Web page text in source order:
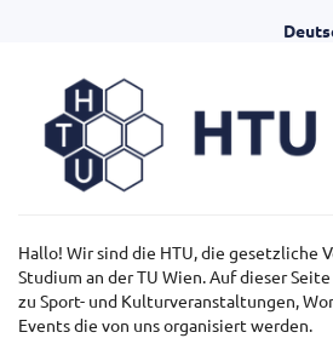
springen
HTU
Wien
Hallo! Wir sind die HTU, die gesetzliche
Studium an der TU Wien. Auf dieser
zu Sport- und Kulturveranstaltungen,
Events die von uns organisiert werden.